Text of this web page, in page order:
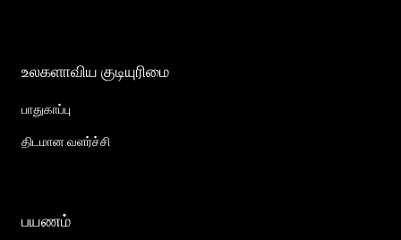
உலகளாவிய குடியுரிமை
பாதுகாப்பு
திடமான வளர்ச்சி
பயணம்